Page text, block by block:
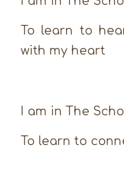
To learn to
with my heart
I am in The
To learn to